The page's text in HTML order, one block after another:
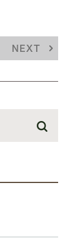
NEXT